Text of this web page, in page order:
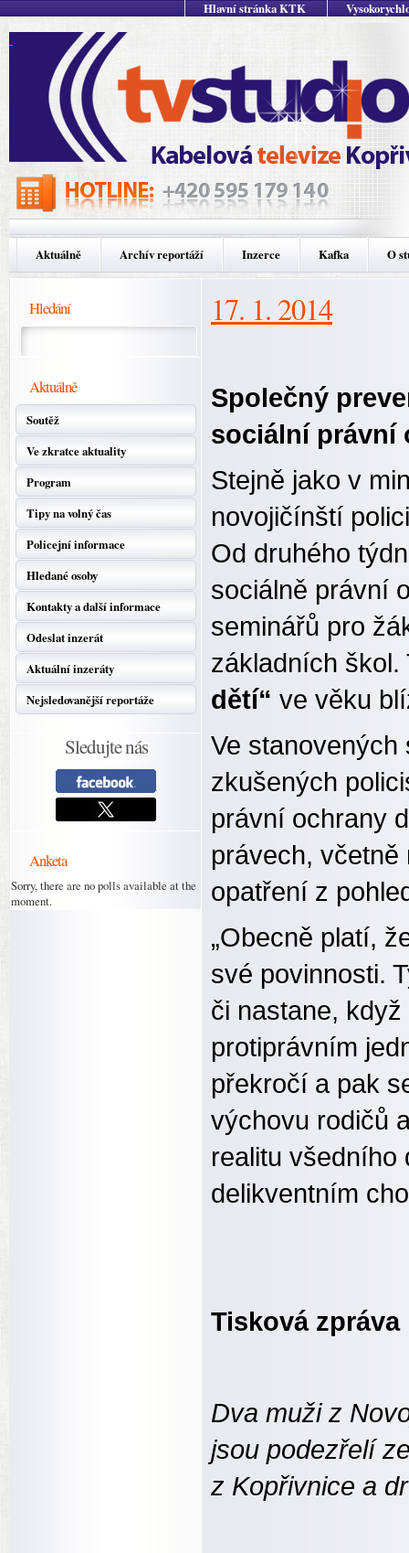
Hlavní stránka KTK
Aktuálně Archív reportáží Inzerce Kafka O
Hledání
Aktuálně
Soutěž
Ve zkratce aktuality
Program
Tipy na volný čas
Policejní informace
Hledané osoby
Kontakty a další informace
Odeslat inzerát
Aktuální inzeráty
Nejsledovanější reportáže
Sledujte nás
Anketa
Sorry, there are no polls available at the
moment.
17. 1. 2014
Společný
sociální právní
Stejně jako v
novojičínští
Od druhého
sociálně právní
seminářů pro
základních škol.
dětí“ ve věku
Ve
zkušených
právní ochrany
právech,
opatření z
„Obecně platí,
své povinnosti.
či nastane,
protiprávním
překročí a pak
výchovu rodičů
realitu všedního
delikventním
Tisková
Dva muži z
jsou podezřelí
z Kopřivnice a